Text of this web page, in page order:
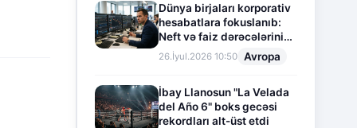
Dünya birjaları korporativ
hesabatlara fokuslanıb:
Neft və faiz dərəcələrinin
təsiri altında cari vəziyyət
26.İyul.2026 10:50 Avropa
İbay Llanosun "La Velada
del Año 6" boks gecəsi
rekordları alt-üst etdi